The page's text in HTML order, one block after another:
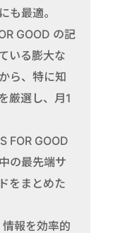
も最適。
GOOD の記
いる膨大な
ら、特に知
厳選し、月1
FOR GOOD
の最先端サ
をまとめた
報を効率的